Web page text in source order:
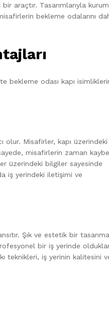
araçtır. Tasarımlarıyla
bekleme odalarını
bekleme odası kapı
olur. Misafirler, kapı üzerindeki
misafirlerin zaman
üzerindeki bilgiler sayesinde
iş yerindeki iletişimi ve
Şık ve estetik bir
bir iş yerinde
teknikleri, iş yerinin kalitesini